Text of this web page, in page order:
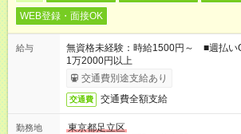
WEB登録・面接OK
給与
無資格未経験：時給1500円～ ■週払
1万2000円以上
交通費別途支給あり
交通費 交通費全額支給
勤務地
東京都足立区